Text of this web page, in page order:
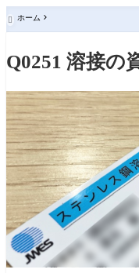
 ホーム
Q0251 溶接の